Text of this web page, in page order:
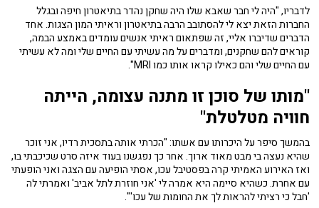
לדבריו, "היה לי חבר שאבא שלו היה שחקן נהדר בתיאטרון חיפה ובגלל
החברות הזאת יצא לי להסתובב הרבה בתיאטרון וראיתי המון הצגות. אחד
הדברים שדיברו אליי, זה שפתאום ראיתי אנשים עומדים באמצע הבמה,
קוראים להם שחקנים, ומדברים על מה עשיתי עם החיים שלי ומה לא עשיתי
עם החיים שלי והם כאילו קראו אותו כמו MRI".
"מותו של סוכן זו מתנה עצומה, הייתה
חוויה מטלטלת"
בהמשך סיפר על היכרותו עם אשתו: "הכרתי אותה בתסכית רדיו, אני זוכר
שהיא נעצה בי מבט מאוד ארוך. אחר כך נפגשנו בעוד איזה סרט שכיכבתי בו,
ואז האירוע האמיתי קרה בפסטיבל עכו, אסתי הופיעה עם הצגה ואני הופעתי
עם אחרת. כשהיא סיימה היא אמרה לי 'אני חוזרת לתל אביב' ואמרתי לה
'חבל כי רציתי להראות לך את החומות של עכו'".